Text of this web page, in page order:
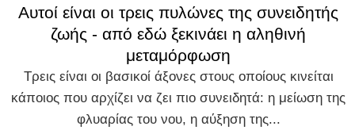
Αυτοί είναι οι τρεις πυλώνες της συνειδητής
ζωής - από εδώ ξεκινάει η αληθινή
μεταμόρφωση
Τρεις είναι οι βασικοί άξονες στους οποίους κινείται
κάποιος που αρχίζει να ζει πιο συνειδητά: η μείωση της
φλυαρίας του νου, η αύξηση της...